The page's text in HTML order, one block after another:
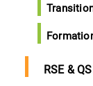
RSE &